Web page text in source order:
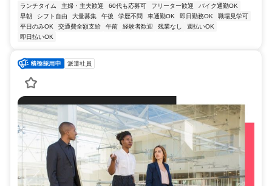
ランチタイム 主婦・主夫歓迎 60代も応募可 フリーター歓迎
バイク通勤OK
早朝
シフト自由 大量募集 午後 学歴不問 車通勤OK 即日勤務OK
職場見学可
平日のみOK
交通費全額支給 午前 経験者歓迎 残業なし
週払いOK
即日払いOK
派遣社員